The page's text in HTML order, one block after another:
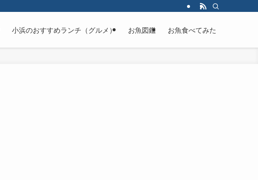
小浜のおすすめランチ（グルメ） お魚図鑑 お魚食べてみた